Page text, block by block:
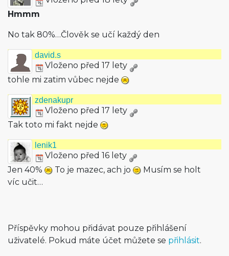
Hmmm
No tak 80%…Člověk se učí každý den
david.s
Vloženo před 17 lety
tohle mi zatim vůbec nejde
zdenakupr
Vloženo před 17 lety
Tak toto mi fakt nejde
lenik1
Vloženo před 16 lety
Jen 40%
To je mazec, ach jo
Musím se holt
víc učit…
Příspěvky mohou přidávat pouze přihlášení
uživatelé. Pokud máte účet můžete se přihlásit.